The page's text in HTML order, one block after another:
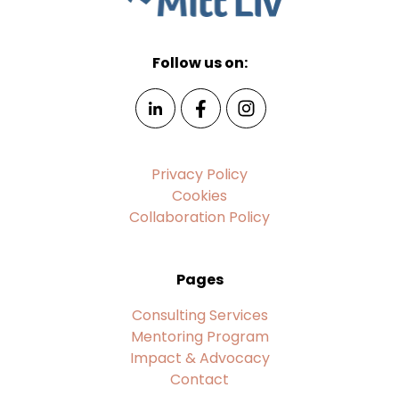
Follow us on:
Privacy Policy
Cookies
Collaboration Policy
Pages
Consulting Services
Mentoring Program
Impact & Advocacy
Contact